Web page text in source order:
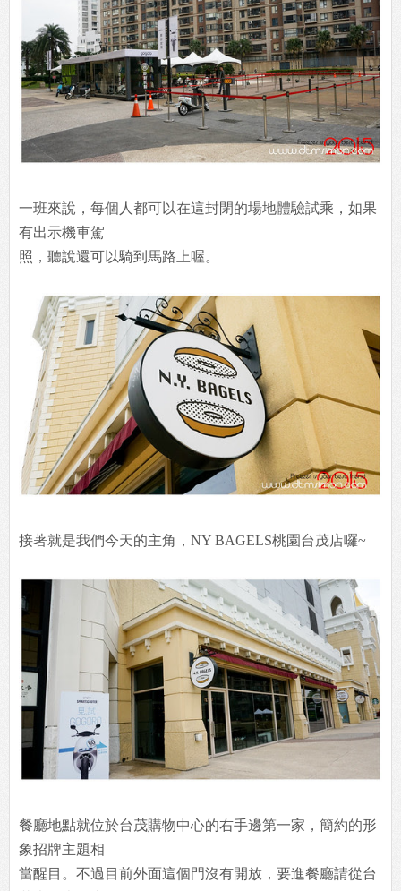
一班來說，每個人都可以在這封閉的場地體驗試乘，如果
有出示機車駕
照，聽說還可以騎到馬路上喔。
接著就是我們今天的主角，NY BAGELS桃園台茂店囉~
餐廳地點就位於台茂購物中心的右手邊第一家，簡約的形
象招牌主題相
當醒目。不過目前外面這個門沒有開放，要進餐廳請從台